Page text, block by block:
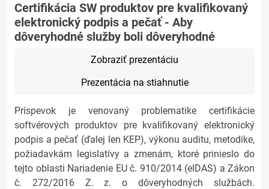
Certifikácia SW produktov pre kvalifikovaný
elektronický podpis a pečať - Aby
dôveryhodné služby boli dôveryhodné
Zobraziť prezentáciu
Prezentácia na stiahnutie
Príspevok je venovaný problematike certifikácie
softvérových produktov pre kvalifikovaný elektronický
podpis a pečať (ďalej len KEP), výkonu auditu, metodike,
požiadavkám legislatívy a zmenám, ktoré prinieslo do
tejto oblasti Nariadenie EU č. 910/2014 (eIDAS) a Zákon
č. 272/2016 Z. z. o dôveryhodných službách.